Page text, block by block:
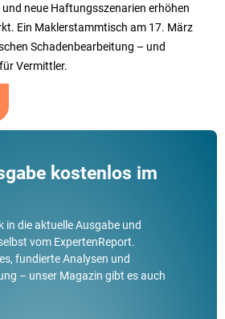
neue Haftungsszenarien erhöhen
Ein Maklerstammtisch am 17. März
Schadenbearbeitung – und
Vermittler.
kostenlos im
in die aktuelle Ausgabe und
vom ExpertenReport.
fundierte Analysen und
– unser Magazin gibt es auch